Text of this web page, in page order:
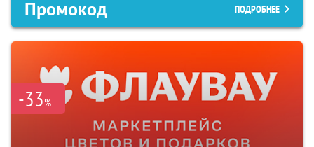
Промокод ПОДРОБНЕЕ
-33%